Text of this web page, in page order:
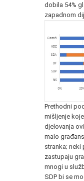
dobila 54%
zapadnom
Prethodni
mišljenje
djelovanja
malo
stranka; neki
zastupaju
mnogi u
SDP bi se